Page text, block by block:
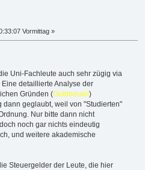
Vormittag »
Uni-Fachleute auch sehr zügig via
detaillierte Analyse der
Gründen (Gelbbeutel)
geglaubt, weil von "Studierten"
Nur bitte dann nicht
noch gar nichts eindeutig
und weitere akademische
Steuergelder der Leute, die hier